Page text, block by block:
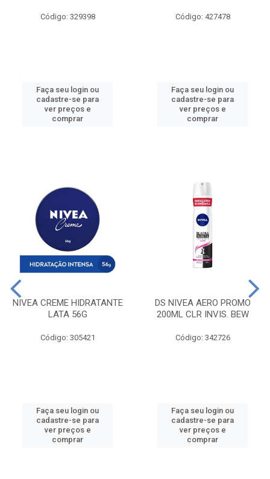
Código: 329398
Faça seu login ou
cadastre-se para
ver preços e
comprar
Código: 427478
Faça seu login ou
cadastre-se para
ver preços e
comprar
NIVEA CREME HIDRATANTE
LATA 56G
Código: 305421
Faça seu login ou
cadastre-se para
ver preços e
comprar
DS NIVEA AERO PROMO
200ML CLR INVIS. BEW
Código: 342726
Faça seu login ou
cadastre-se para
ver preços e
comprar